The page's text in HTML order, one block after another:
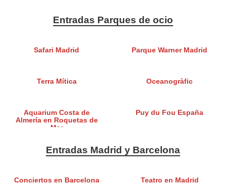
Entradas Parques de ocio
Safari Madrid Parque Warner Madrid
Terra Mítica Oceanogràfic
Aquarium Costa de
Almería en Roquetas de
Mar
Puy du Fou España
Entradas Madrid y Barcelona
Conciertos en Barcelona Teatro en Madrid